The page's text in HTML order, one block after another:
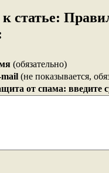
статье:
(обязательно)
(не показывается,
от спама: введите